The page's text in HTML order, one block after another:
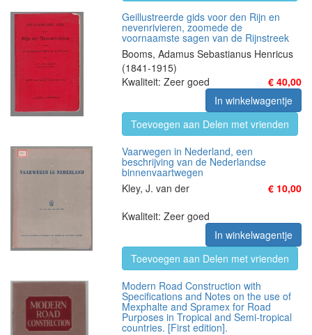
Geillustreerde gids voor den Rijn en
nevenrivieren, zoomede de
voornaamste sagen van de Rijnstreek
Booms, Adamus Sebastianus Henricus
(1841-1915)
€ 40,00
Kwaliteit: Zeer goed
In winkelwagentje
Toevoegen aan Delen met vrienden
Vaarwegen in Nederland, een
beschrijving van de Nederlandse
binnenvaartwegen
Kley, J. van der
€ 10,00
Kwaliteit: Zeer goed
In winkelwagentje
Toevoegen aan Delen met vrienden
Modern Road Construction with
Specifications and Notes on the use of
Mexphalte and Spramex for Road
Purposes in Tropical and Semi-tropical
countries. [First edition].